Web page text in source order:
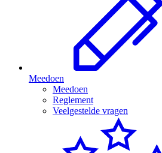
Meedoen
Meedoen
Reglement
Veelgestelde vragen